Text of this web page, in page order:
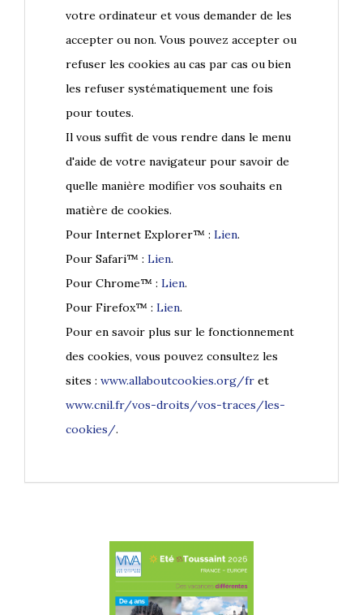
votre ordinateur et vous demander de les
accepter ou non. Vous pouvez accepter ou
refuser les cookies au cas par cas ou bien
les refuser systématiquement une fois
pour toutes.
Il vous suffit de vous rendre dans le menu
d'aide de votre navigateur pour savoir de
quelle manière modifier vos souhaits en
matière de cookies.
Pour Internet Explorer™ : Lien.
Pour Safari™ : Lien.
Pour Chrome™ : Lien.
Pour Firefox™ : Lien.
Pour en savoir plus sur le fonctionnement
des cookies, vous pouvez consultez les
sites : www.allaboutcookies.org/fr et
www.cnil.fr/vos-droits/vos-traces/les-
cookies/.